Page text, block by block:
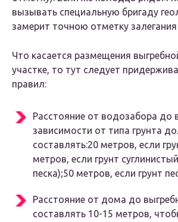
вызывать специальную бригаду
замерит точною отметку
Что касается размещения
участке, то тут следует
правил:
Расстояние от водозабора до
зависимости от типа грунта
составлять:20 метров, если
метров, если грунт
песка);50 метров, если грунт
Расстояние от дома до
составлять 10-15 метров,